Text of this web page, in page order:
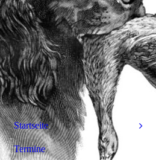
Startseite
Termine